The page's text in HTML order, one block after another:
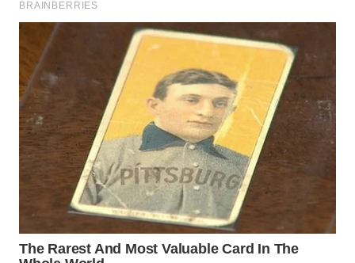
WAHANA
HEALTH
WAHANA
DESA
WISATA
WAHANA
Wahana
Network